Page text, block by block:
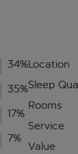
34%
35%
17%
7%
Location
Sleep
Rooms
Service
Value